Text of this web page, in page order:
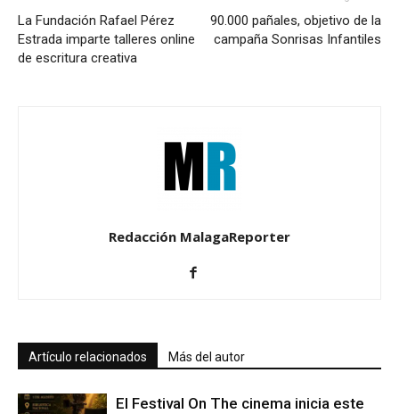
La Fundación Rafael Pérez
Estrada imparte talleres online
de escritura creativa
90.000 pañales, objetivo de la
campaña Sonrisas Infantiles
Redacción MalagaReporter
Artículo relacionados Más del autor
El Festival On The cinema inicia este